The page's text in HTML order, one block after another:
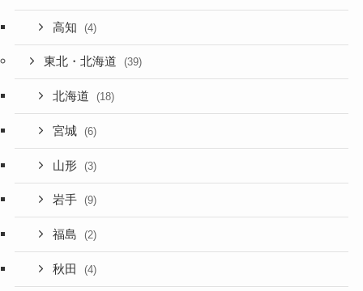
高知 (4)
東北・北海道 (39)
北海道 (18)
宮城 (6)
山形 (3)
岩手 (9)
福島 (2)
秋田 (4)